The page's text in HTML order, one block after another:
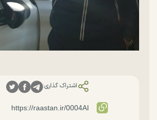
اشتراک گذاری: